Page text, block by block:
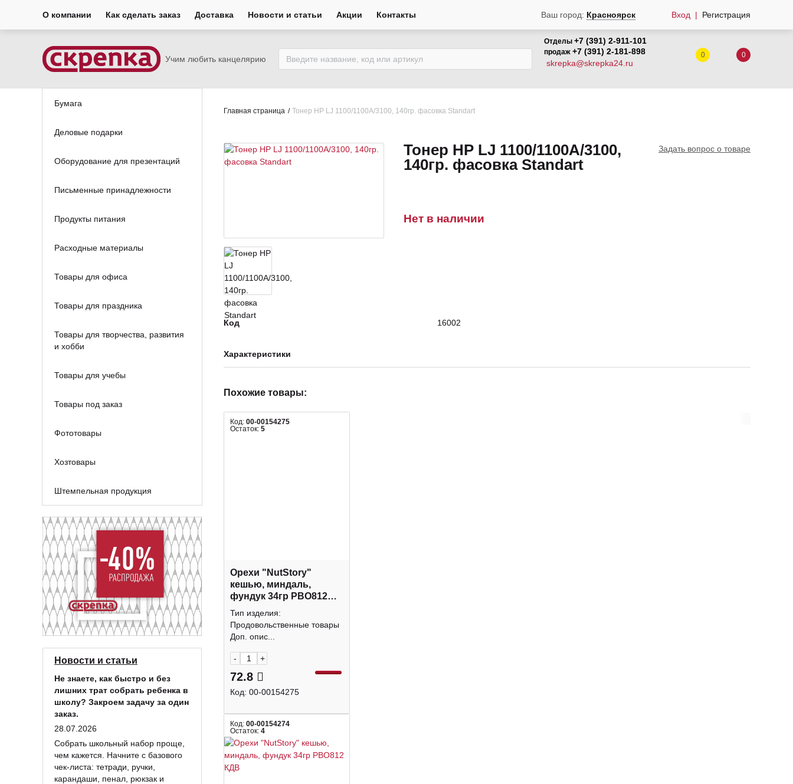
О компании Как сделать заказ Доставка Новости и статьи Акции Контакты Ваш город: Красноярск Вход Регистрация
Учим любить канцелярию
Отделы +7 (391) 2-911-101
продаж +7 (391) 2-181-898
skrepka@skrepka24.ru
0 0
Бумага
Деловые подарки
Оборудование для презентаций
Письменные принадлежности
Продукты питания
Расходные материалы
Товары для офиса
Товары для праздника
Товары для творчества, развития
и хобби
Товары для учебы
Товары под заказ
Фототовары
Хозтовары
Штемпельная продукция
Новости и статьи
Не знаете, как быстро и без
лишних трат собрать ребенка в
школу? Закроем задачу за один
заказ.
28.07.2026
Собрать школьный набор проще,
чем кажется. Начните с базового
чек-листа: тетради, ручки,
карандаши, пенал, рюкзак и
Главная страница Тонер НР LJ 1100/1100A/3100, 140гр. фасовка Standart
Тонер НР LJ 1100/1100A/3100,
140гр. фасовка Standart
Задать вопрос о товаре
Нет в наличии
Код 16002
Характеристики
Похожие товары:
Код: 00-00154275
Остаток: 5
Орехи "NutStory"
кешью, миндаль,
фундук 34гр РВО812
КДВ
Тип изделия:
Продовольственные товары
Доп. опис...
- +
72.8
Код: 00-00154275
Код: 00-00154274
Остаток: 4